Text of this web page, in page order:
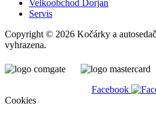
Velkoobchod Dorjan
Servis
Copyright © 2026 Kočárky a
vyhrazena.
Facebook
Cookies